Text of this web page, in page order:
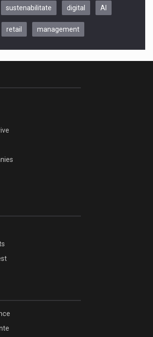
it Happen!, CLUJ, 9 Decembrie
it Happen!, ARTEMIS LETO, ORADEA, 8
sustenabilitate digital AI
retail management